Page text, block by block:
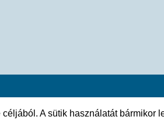
A sütik használatát bármikor